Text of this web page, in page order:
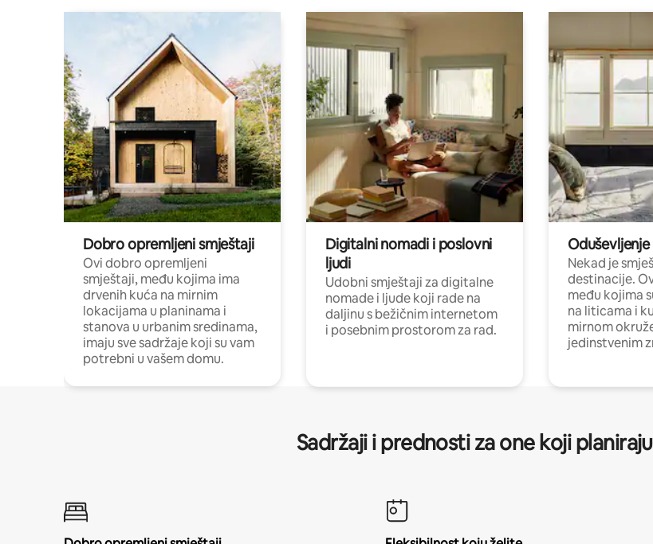
Dobro opremljeni smještaji
Ovi dobro opremljeni
smještaji, među kojima ima
drvenih kuća na mirnim
lokacijama u planinama i
stanova u urbanim sredinama,
imaju sve sadržaje koji su vam
potrebni u vašem domu.
Digitalni nomadi i poslovni
ljudi
Udobni smještaji za digitalne
nomade i ljude koji rade na
daljinu s bežičnim internetom
i posebnim prostorom za rad.
Nekad je
destinacije.
među kojima
na liticama i
mirnom
jedinstvenim
Sadržaji i prednosti za one koji